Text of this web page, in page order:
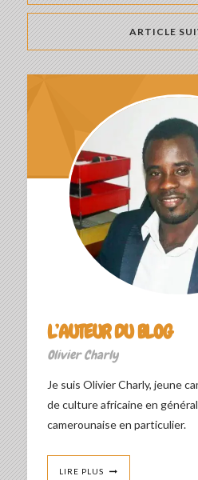
ARTICLE
L’AUTEUR DU BLOG
Olivier Charly
Je suis Olivier Charly, jeune
de culture africaine en
camerounaise en particulier.
LIRE PLUS